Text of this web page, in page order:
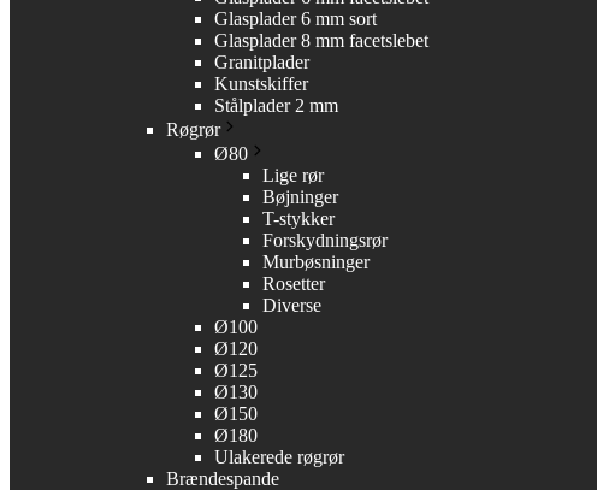
Glasplader 6 mm sort
Glasplader 8 mm facetslebet
Granitplader
Kunstskiffer
Stålplader 2 mm
Røgrør
Ø80
Lige rør
Bøjninger
T-stykker
Forskydningsrør
Murbøsninger
Rosetter
Diverse
Ø100
Ø120
Ø125
Ø130
Ø150
Ø180
Ulakerede røgrør
Brændespande